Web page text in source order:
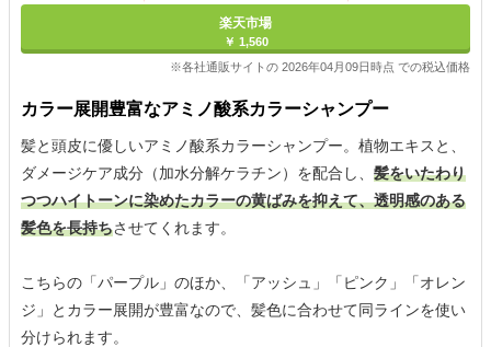
楽天市場
￥ 1,560
※各社通販サイトの 2026年04月09日時点 での税込価格
カラー展開豊富なアミノ酸系カラーシャンプー
髪と頭皮に優しいアミノ酸系カラーシャンプー。植物エキスと、
ダメージケア成分（加水分解ケラチン）を配合し、 髪をいたわり
つつハイトーンに染めたカラーの黄ばみを抑えて、透明感のある
髪色を長持ちさせてくれます。
こちらの「パープル」のほか、「アッシュ」「ピンク」「オレン
ジ」とカラー展開が豊富なので、髪色に合わせて同ラインを使い
分けられます。